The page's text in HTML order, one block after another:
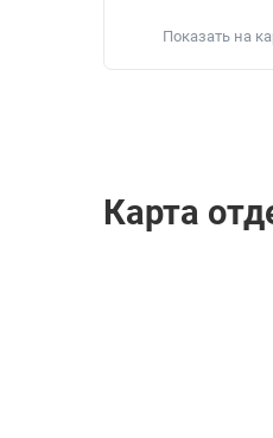
Показать на
Карта